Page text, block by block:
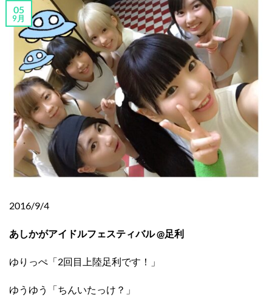
05
9月
2016/9/4
あしかがアイドルフェスティバル @足利
ゆりっぺ「2回目上陸足利です！」
ゆうゆう「ちんいたっけ？」